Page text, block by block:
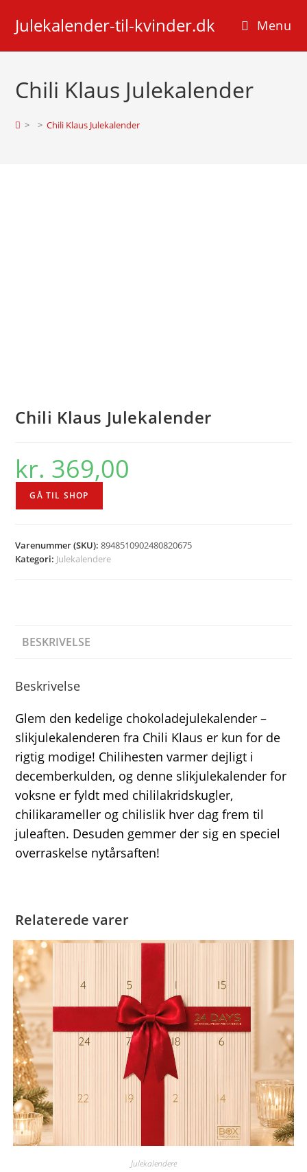
content
Julekalender-til-kvinder.dk Menu
Chili Klaus Julekalender
> > Chili Klaus Julekalender
Chili Klaus Julekalender
kr. 369,00
GÅ TIL SHOP
Varenummer (SKU):8948510902480820675
Kategori: Julekalendere
BESKRIVELSE
Beskrivelse
Glem den kedelige chokoladejulekalender –
slikjulekalenderen fra Chili Klaus er kun for de
rigtig modige! Chilihesten varmer dejligt i
decemberkulden, og denne slikjulekalender for
voksne er fyldt med chililakridskugler,
chilikarameller og chilislik hver dag frem til
juleaften. Desuden gemmer der sig en speciel
overraskelse nytårsaften!
Relaterede varer
Julekalendere